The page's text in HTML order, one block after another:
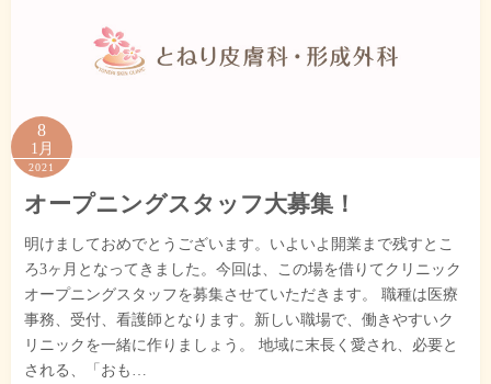
8
1月
2021
オープニングスタッフ大募集！
明けましておめでとうございます。いよいよ開業まで残すとこ
ろ3ヶ月となってきました。今回は、この場を借りてクリニック
オープニングスタッフを募集させていただきます。 職種は医療
事務、受付、看護師となります。新しい職場で、働きやすいク
リニックを一緒に作りましょう。 地域に末長く愛され、必要と
される、「おも…